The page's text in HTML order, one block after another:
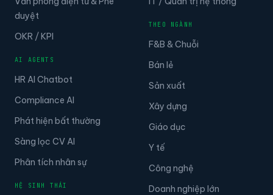
duyệt
OKR / KPI
AI AGENTS
HR AI Chatbot
Compliance AI
Phát hiện bất thường
Sàng lọc CV AI
Phân tích nhân sự
HỆ SINH THÁI
THEO NGÀNH
F&B & Chuỗi
Bán lẻ
Sản xuất
Xây dựng
Giáo dục
Y tế
Công nghệ
Doanh nghiệp lớn